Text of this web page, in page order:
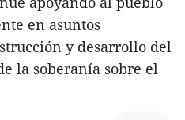
en asuntos
y desarrollo del
la soberanía sobre el